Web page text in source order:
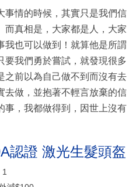
事情的時候，其實只是我們信
而真相是，大家都是人，大家
我也可以做到！就算他是所謂
要我們勇於嘗試，就發現很多
之前以為自己做不到而沒有去
去做，並抱著不輕言放棄的信
事，我都做得到，因世上沒有
認證 激光生髮頭盔